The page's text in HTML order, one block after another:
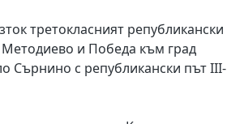
третокласният републикански
Методиево и Победа към град
Сърнино с републикански път III-